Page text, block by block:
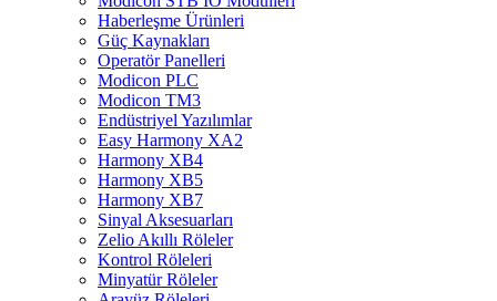
Haberleşme Ürünleri
Güç Kaynakları
Operatör Panelleri
Modicon PLC
Modicon TM3
Endüstriyel Yazılımlar
Easy Harmony XA2
Harmony XB4
Harmony XB5
Harmony XB7
Sinyal Aksesuarları
Zelio Akıllı Röleler
Kontrol Röleleri
Minyatür Röleler